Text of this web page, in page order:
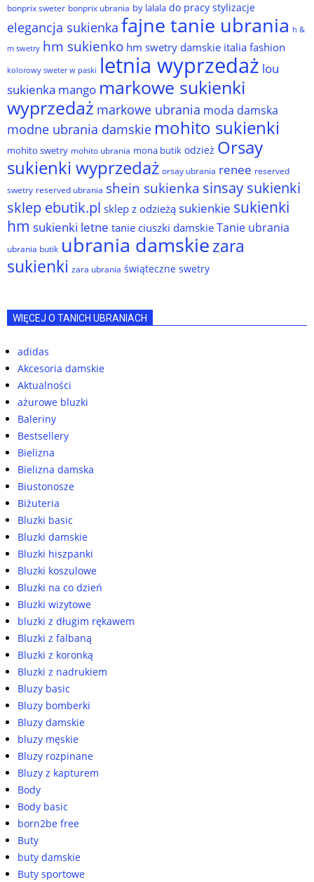
bonprix sweter bonprix ubrania by lalala do pracy stylizacje
elegancja sukienka fajne tanie ubrania h &
m swetry hm sukienko hm swetry damskie italia fashion
kolorowy sweter w paski letnia wyprzedaż lou
sukienka mango markowe sukienki
wyprzedaż markowe ubrania moda damska
modne ubrania damskie mohito sukienki
mohito swetry mohito ubrania mona butik odzież Orsay
sukienki wyprzedaż orsay ubrania renee reserved
swetry reserved ubrania shein sukienka sinsay sukienki
sklep ebutik.pl sklep z odzieżą sukienkie sukienki
hm sukienki letne tanie ciuszki damskie Tanie ubrania
ubrania butik ubrania damskiezara
sukienki zara ubrania świąteczne swetry
WIĘCEJ O TANICH UBRANIACH
adidas
Akcesoria damskie
Aktualności
ażurowe bluzki
Baleriny
Bestsellery
Bielizna
Bielizna damska
Biustonosze
Biżuteria
Bluzki basic
Bluzki damskie
Bluzki hiszpanki
Bluzki koszulowe
Bluzki na co dzień
Bluzki wizytowe
bluzki z długim rękawem
Bluzki z falbaną
Bluzki z koronką
Bluzki z nadrukiem
Bluzy basic
Bluzy bomberki
Bluzy damskie
bluzy męskie
Bluzy rozpinane
Bluzy z kapturem
Body
Body basic
born2be free
Buty
buty damskie
Buty sportowe